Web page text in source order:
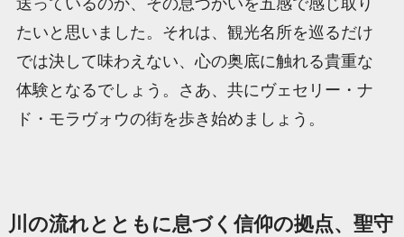
送っているのか、その息づかいを五感で感じ取り
たいと思いました。それは、観光名所を巡るだけ
では決して味わえない、心の奥底に触れる貴重な
体験となるでしょう。さあ、共にヴェセリー・ナ
ド・モラヴォウの街を歩き始めましょう。
川の流れとともに息づく信仰の拠点、聖守